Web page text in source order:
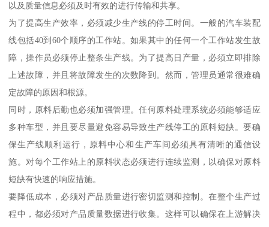
以及质量信息必须及时有效的进行传输和共享。
为了提高生产效率，必须减少生产线的停工时间。一般的汽车装配
线包括40到60个顺序的工作站。如果其中的任何一个工作站发生故
障，操作员必须停止整条生产线。为了提高日产量，必须立即排除
上述故障，并且将故障发生的次数降到。然而，管理员通常很难确
定故障的原因和根源。
同时，原料后勤也必须加强管理。任何原料处理系统必须能够适应
多种车型，并且要尽量避免容易导致生产线停工的原料短缺。要确
保生产线顺利运行，原料中心和生产车间必须具有清晰的通信设
施。对每个工作站上的原料状态必须进行连续监测，以确保对原料
短缺有快速的响应措施。
要降低成本，必须对产品质量进行密切监测和控制。在整个生产过
程中，都必须对产品质量数据进行收集。这样可以确保在上游解决